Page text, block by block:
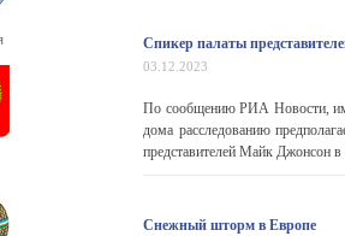
Спикер палаты
03.12.2023
По сообщению РИА Новости,
дома расследованию
представителей Майк Джонсон в
Снежный шторм в Европе